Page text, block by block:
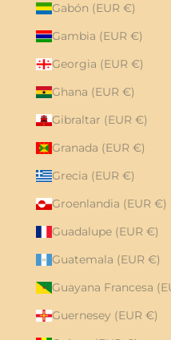
Gabón (EUR €)
Gambia (EUR €)
Georgia (EUR €)
Ghana (EUR €)
Gibraltar (EUR €)
Granada (EUR €)
Grecia (EUR €)
Groenlandia (EUR €)
Guadalupe (EUR €)
Guatemala (EUR €)
Guernesey (EUR €)